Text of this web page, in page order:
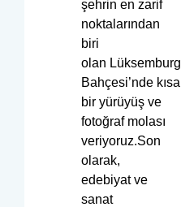
şehrin en zarif
noktalarından
biri
olan Lüksemburg
Bahçesi’nde kısa
bir yürüyüş ve
fotoğraf molası
veriyoruz.Son
olarak,
edebiyat ve
sanat